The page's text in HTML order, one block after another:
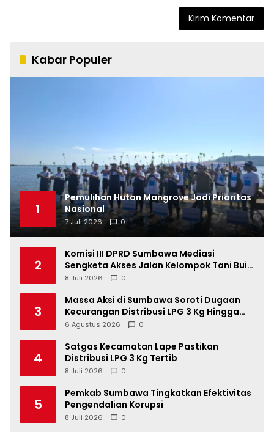
Kabar Populer
1
Pemulihan Hutan Mangrove Jadi Prioritas
Nasional
7 Juli 2026 0
2
Komisi III DPRD Sumbawa Mediasi
Sengketa Akses Jalan Kelompok Tani Buin
Dua
8 Juli 2026 0
3
Massa Aksi di Sumbawa Soroti Dugaan
Kecurangan Distribusi LPG 3 Kg Hingga
Pangkalan Fiktif
6 Agustus 2026 0
4
Satgas Kecamatan Lape Pastikan
Distribusi LPG 3 Kg Tertib
8 Juli 2026 0
5
Pemkab Sumbawa Tingkatkan Efektivitas
Pengendalian Korupsi
8 Juli 2026 0